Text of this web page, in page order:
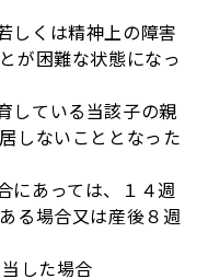
くは精神上の障害
が困難な状態になっ
ている当該子の親
しないこととなった
あっては、１４週
る場合又は産後８週
した場合